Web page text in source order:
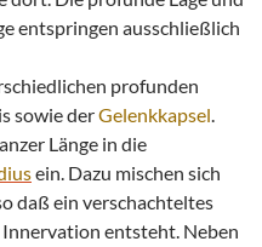
entspringen ausschließlich
profunden
sowie derGelenkkapsel.
Länge in die
ein. Dazu mischen sich
daß ein verschachteltes
entsteht. Neben